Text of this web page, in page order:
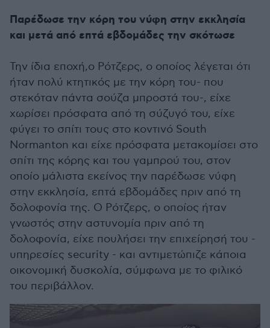
Παρέδωσε την κόρη του νύφη στην εκκλησία
και μετά από επτά εβδομάδες την σκότωσε
Την ίδια εποχή,ο Ρότζερς, ο οποίος λέγεται ότι
ήταν πολύ κτητικός με την κόρη του- που
στεκόταν πάντα σούζα μπροστά του-, είχε
χωρίσει πρόσφατα από τη σύζυγό του, είχε
φύγει το σπίτι τους στο κοντινό South
Normanton και είχε πρόσφατα μετακομίσει στο
σπίτι της κόρης και του γαμπρού του, στον
οποίο μάλιστα εκείνος την παρέδωσε νύφη
στην εκκλησία, επτά εβδομάδες πριν από τη
δολοφονία της. Ο Ρότζερς, ο οποίος ήταν
γνωστός στην αστυνομία πριν από τη
δολοφονία, είχε πουλήσει την επιχείρησή του -
υπηρεσίες security - και αντιμετώπιζε κάποια
οικονομική δυσκολία, σύμφωνα με το φιλικό
του περιβάλλον.